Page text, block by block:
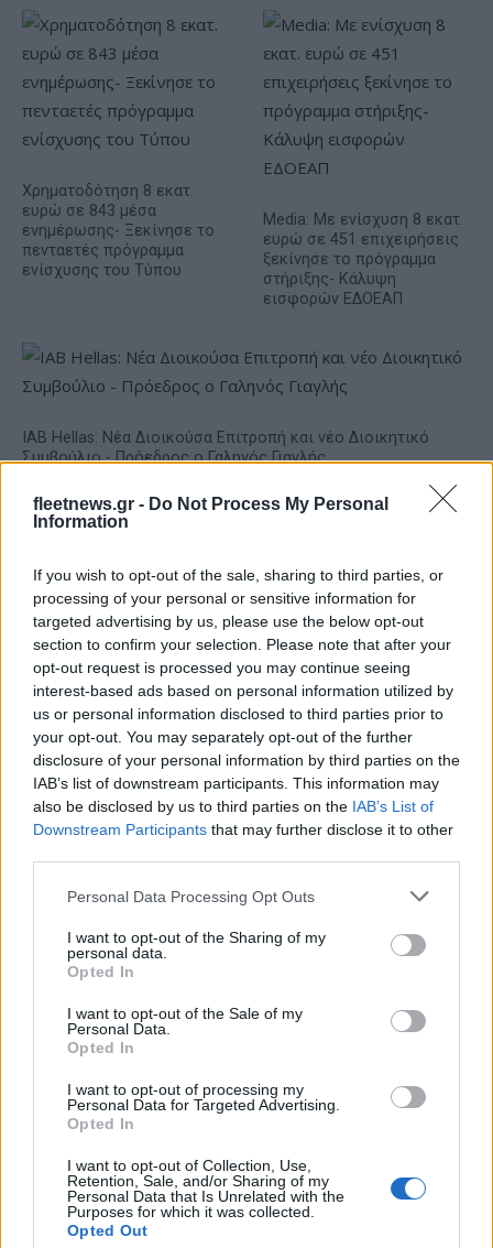
fleetnews.gr - Do Not Process My Personal
Information
If you wish to opt-out of the sale, sharing to third parties, or
processing of your personal or sensitive information for
targeted advertising by us, please use the below opt-out
section to confirm your selection. Please note that after your
opt-out request is processed you may continue seeing
interest-based ads based on personal information utilized by
us or personal information disclosed to third parties prior to
your opt-out. You may separately opt-out of the further
disclosure of your personal information by third parties on the
IAB’s list of downstream participants. This information may
also be disclosed by us to third parties on the IAB’s List of
Downstream Participants that may further disclose it to other
Please note that this website/app uses one or more Google
not limited to your visit or usage behaviour. You may click to
grant or deny consent to Google and its third-party tags to
use your data for below specified purposes in below Google
consent section.
Personal Data Processing Opt Outs
I want to opt-out of the Sharing of my
personal data.
Opted In
I want to opt-out of the Sale of my
Personal Data.
Opted In
I want to opt-out of processing my
Personal Data for Targeted Advertising.
Opted In
I want to opt-out of Collection, Use,
Retention, Sale, and/or Sharing of my
Personal Data that Is Unrelated with the
Purposes for which it was collected.
Opted Out
Χρηματοδότηση 8 εκατ.
ευρώ σε 843 μέσα
ενημέρωσης- Ξεκίνησε το
πενταετές πρόγραμμα
ενίσχυσης του Τύπου
Media: Με ενίσχυση 8 εκατ.
ευρώ σε 451 επιχειρήσεις
ξεκίνησε το πρόγραμμα
στήριξης- Κάλυψη
εισφορών ΕΔΟΕΑΠ
IAB Hellas: Νέα Διοικούσα Επιτροπή και νέο Διοικητικό
Συμβούλιο - Πρόεδρος ο Γαληνός Γιαγλής
Νέο Audi A2 e-tron με
στόχο την κορυφή της
αποδοτικότητας
Η Chery επενδύει 75 εκατ.
δολάρια στην KG Mobility
Το FIAT 500 Hybrid τώρα από 18.990 ευρώ
Ουκρανία: Με Μίχαϊλιουκ
και Λεν κόντρα στην Ελλάδα
κατακτήσω το ΝΒΑ Europe
HELLENiQ ENERGY: Κέρδη 393 εκατ. ευρώ στο α' εξάμηνο –
Στα 734 εκατ. ευρώ τα EBITDA